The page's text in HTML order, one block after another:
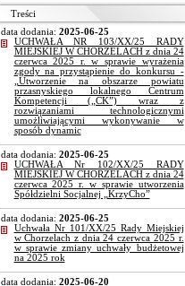
Treści
data dodania: 2025-06-25
UCHWAŁA NR 103/XX/25 RADY
MIEJSKIEJ W CHORZELACH z dnia 24
czerwca 2025 r. w sprawie wyrażenia
zgody na przystąpienie do konkursu -
„Utworzenie na obszarze powiatu
przasnyskiego lokalnego Centrum
Kompetencji („CK”) wraz z
rozwiązaniami technologicznymi
umożliwiającymi wykonywanie w
sposób dynamic
data dodania: 2025-06-25
UCHWAŁA Nr 102/XX/25 RADY
MIEJSKIEJ W CHORZELACH z dnia 24
czerwca 2025 r. w sprawie utworzenia
Spółdzielni Socjalnej „KrzyCho”
data dodania: 2025-06-25
Uchwała Nr 101/XX/25 Rady Miejskiej
w Chorzelach z dnia 24 czerwca 2025 r.
w sprawie zmiany uchwały budżetowej
na 2025 rok
data dodania: 2025-06-20